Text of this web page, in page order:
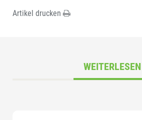
Artikel drucken
WEITERLESEN